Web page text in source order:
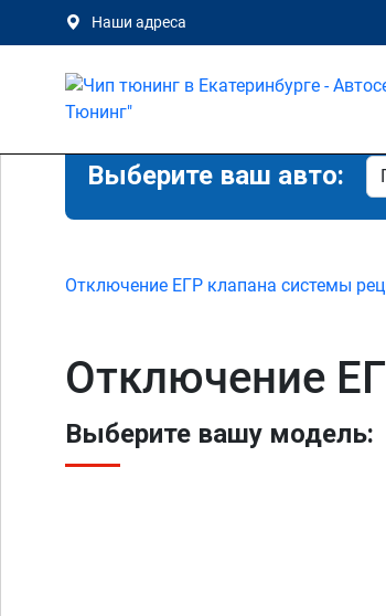
Наши адреса
Выберите ваш авто:
Отключение ЕГР клапана системы
Отключение
Выберите вашу модель: